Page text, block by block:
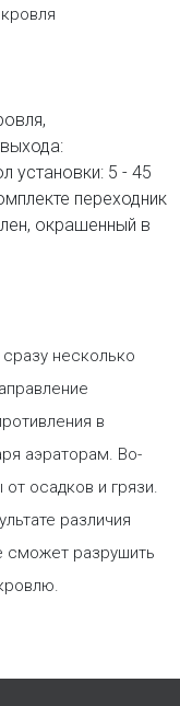
установки: 5 - 45
переходник
окрашенный в
несколько
в
аэраторам. Во-
осадков и грязи.
различия
сможет разрушить